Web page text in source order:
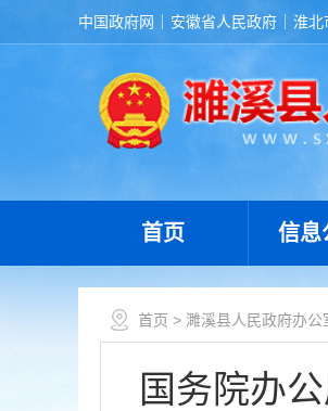
中国政府网 安徽省人民政府 淮北
首页 信息
首页 > 濉溪县人民政府办公
国务院办